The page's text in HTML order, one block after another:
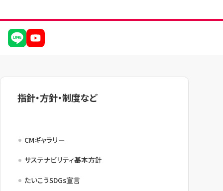
指針・方針・制度など
CMギャラリー
サステナビリティ基本方針
たいこうSDGs宣言